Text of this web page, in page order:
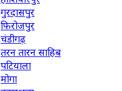
गुरदासपुर
फिरोजपुर
चंडीगढ़
तरन तारन साहिब
पटियाला
मोगा